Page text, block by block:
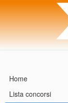
Home
Lista concorsi